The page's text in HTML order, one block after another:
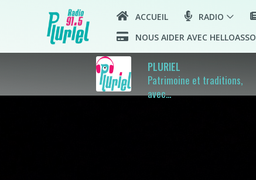
ACCUEIL RADIO
NOUS AIDER AVEC HELLOASSO
PLURIEL
Patrimoine et traditions,
avec...